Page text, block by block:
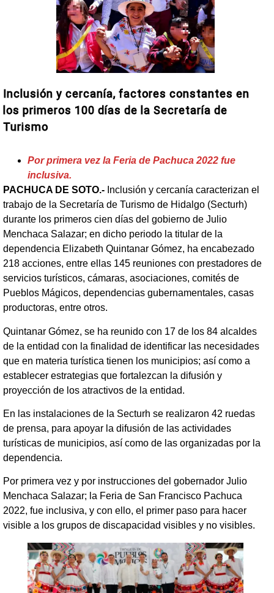
Inclusión y cercanía, factores constantes en
los primeros 100 días de la Secretaría de
Turismo
Por primera vez la Feria de Pachuca 2022 fue
inclusiva.
PACHUCA DE SOTO.- Inclusión y cercanía caracterizan el
trabajo de la Secretaría de Turismo de Hidalgo (Secturh)
durante los primeros cien días del gobierno de Julio
Menchaca Salazar; en dicho periodo la titular de la
dependencia Elizabeth Quintanar Gómez, ha encabezado
218 acciones, entre ellas 145 reuniones con prestadores de
servicios turísticos, cámaras, asociaciones, comités de
Pueblos Mágicos, dependencias gubernamentales, casas
productoras, entre otros.
Quintanar Gómez, se ha reunido con 17 de los 84 alcaldes
de la entidad con la finalidad de identificar las necesidades
que en materia turística tienen los municipios; así como a
establecer estrategias que fortalezcan la difusión y
proyección de los atractivos de la entidad.
En las instalaciones de la Secturh se realizaron 42 ruedas
de prensa, para apoyar la difusión de las actividades
turísticas de municipios, así como de las organizadas por la
dependencia.
Por primera vez y por instrucciones del gobernador Julio
Menchaca Salazar; la Feria de San Francisco Pachuca
2022, fue inclusiva, y con ello, el primer paso para hacer
visible a los grupos de discapacidad visibles y no visibles.